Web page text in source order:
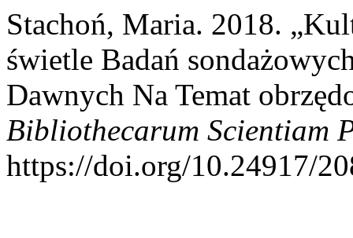
Stachoń, Maria. 2018.
świetle Badań
Dawnych Na Temat
Bibliothecarum Scientiam
https://doi.org/10.24917/